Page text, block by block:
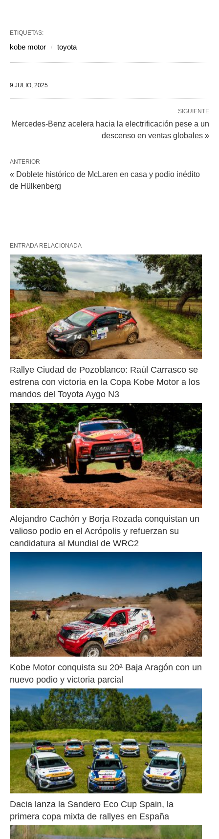
ETIQUETAS:
kobe motor toyota
9 JULIO, 2025
SIGUIENTE
Mercedes-Benz acelera hacia la electrificación pese a un
descenso en ventas globales »
ANTERIOR
« Doblete histórico de McLaren en casa y podio inédito
de Hülkenberg
ENTRADA RELACIONADA
Rallye Ciudad de Pozoblanco: Raúl Carrasco se
estrena con victoria en la Copa Kobe Motor a los
mandos del Toyota Aygo N3
Alejandro Cachón y Borja Rozada conquistan un
valioso podio en el Acrópolis y refuerzan su
candidatura al Mundial de WRC2
Kobe Motor conquista su 20ª Baja Aragón con un
nuevo podio y victoria parcial
Dacia lanza la Sandero Eco Cup Spain, la
primera copa mixta de rallyes en España